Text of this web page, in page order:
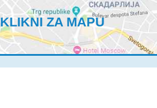
KLIKNI ZA MAPU